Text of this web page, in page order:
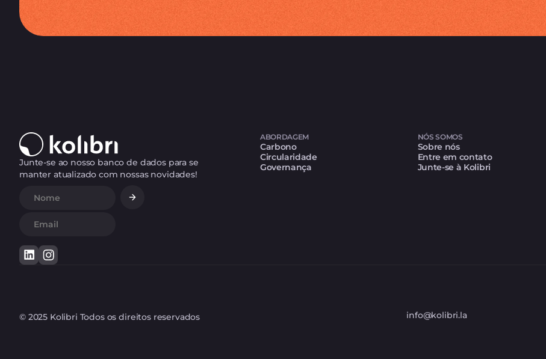
Junte-se ao nosso banco de dados para se
manter atualizado com nossas novidades!
ABORDAGEM
Carbono
Circularidade
Governança
NÓS SOMOS
Sobre nós
Entre em contato
Junte-se à Kolibri
© 2025 Kolibri Todos os direitos reservados info@kolibri.la